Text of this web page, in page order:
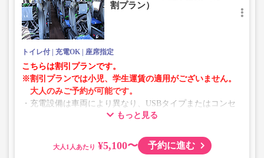
割プラン）
トイレ付 充電OK 座席指定
こちらは割引プランです。
※割引プランでは小児、学生運賃の適用がございません。
大人のみご予約が可能です。
・充電設備は車両により異なり、USBタイプまたはコンセ
ントタイプでのご用意となります。
仕様が変更となる場合がございます。あらかじめご了承く
ださい。
もっと見る
大人 ¥5,100〜 予約に進む